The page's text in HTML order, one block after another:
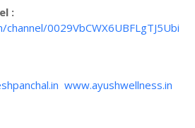
:
0029VbCWX6UBFLgTJ5Ubi
www.ayushwellness.in